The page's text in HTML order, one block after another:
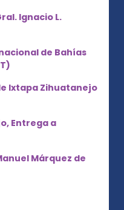
Ignacio L.
de Bahías
Ixtapa Zihuatanejo
Entrega a
Márquez de